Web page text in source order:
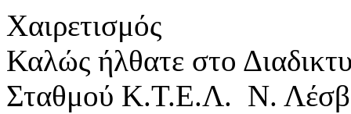
Χαιρετισμός
Καλώς ήλθατε στο
Σταθμού Κ.Τ.Ε.Λ. Ν.